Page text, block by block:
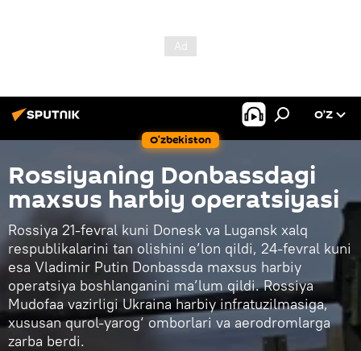
O‘zbekiston
O’Z
Rossiyaning Donbassdagi
maxsus harbiy operatsiyasi
Rossiya 21-fevral kuni Donesk va Lugansk xalq
respublikalarini tan olishini e’lon qildi, 24-fevral kuni
esa Vladimir Putin Donbassda maxsus harbiy
operatsiya boshlanganini ma’lum qildi. Rossiya
Mudofaa vazirligi Ukraina harbiy infratuzilmasiga,
xususan qurol-yarog‘ omborlari va aerodromlarga
zarba berdi.